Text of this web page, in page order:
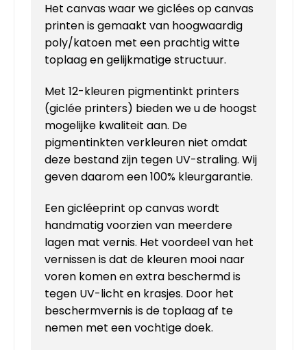
Het canvas waar we giclées op canvas
printen is gemaakt van hoogwaardig
poly/katoen met een prachtig witte
toplaag en gelijkmatige structuur.
Met 12-kleuren pigmentinkt printers
(giclée printers) bieden we u de hoogst
mogelijke kwaliteit aan. De
pigmentinkten verkleuren niet omdat
deze bestand zijn tegen UV-straling. Wij
geven daarom een 100% kleurgarantie.
Een gicléeprint op canvas wordt
handmatig voorzien van meerdere
lagen mat vernis. Het voordeel van het
vernissen is dat de kleuren mooi naar
voren komen en extra beschermd is
tegen UV-licht en krasjes. Door het
beschermvernis is de toplaag af te
nemen met een vochtige doek.